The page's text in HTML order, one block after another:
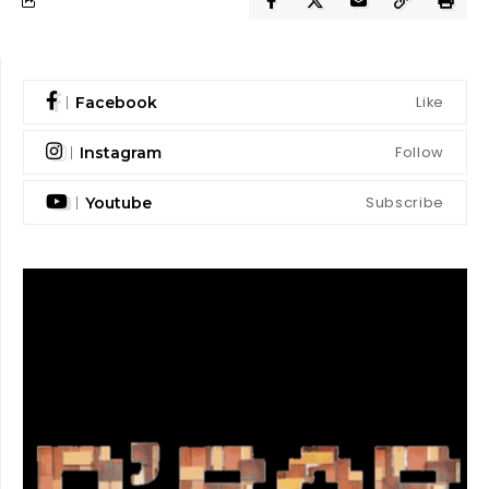
Facebook Like
Instagram Follow
Youtube Subscribe